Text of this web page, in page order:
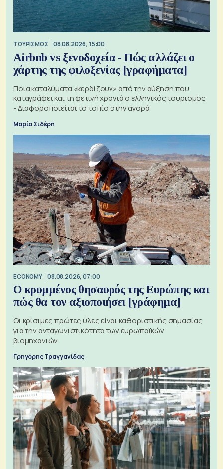
ΤΟΥΡΙΣΜΟΣ 08.08.2026, 15:00
Airbnb vs ξενοδοχεία - Πώς αλλάζει ο
χάρτης της φιλοξενίας [γραφήματα]
Ποια καταλύματα «κερδίζουν» από την αύξηση που
καταγράφει και τη φετινή χρονιά ο ελληνικός τουρισμός
- Διαφοροποιείται το τοπίο στην αγορά
Μαρία Σιδέρη
ECONOMY 08.08.2026, 07:00
Ο κρυμμένος θησαυρός της Ευρώπης και
πώς θα τον αξιοποιήσει [γράφημα]
Οι κρίσιμες πρώτες ύλες είναι καθοριστικής σημασίας
για την ανταγωνιστικότητα των ευρωπαϊκών
βιομηχανιών
Γρηγόρης Τραγγανίδας